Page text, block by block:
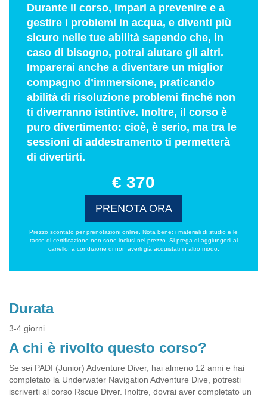
Durante il corso, impari a prevenire e a
gestire i problemi in acqua, e diventi più
sicuro nelle tue abilità sapendo che, in
caso di bisogno, potrai aiutare gli altri.
Imparerai anche a diventare un miglior
compagno d’immersione, praticando
abilità di risoluzione problemi finché non
ti diverranno istintive. Inoltre, il corso è
puro divertimento: cioè, è serio, ma tra le
sessioni di addestramento ti permetterà
di divertirti.
€ 370
PRENOTA ORA
Prezzo scontato per prenotazioni online. Nota bene: i materiali di studio e le
tasse di certificazione non sono inclusi nel prezzo. Si prega di aggiungerli al
carrello, a condizione di non averli già acquistati in altro modo.
Durata
3-4 giorni
A chi è rivolto questo corso?
Se sei PADI (Junior) Adventure Diver, hai almeno 12 anni e hai
completato la Underwater Navigation Adventure Dive, potresti
iscriverti al corso Rscue Diver. Inoltre, dovrai aver completato un